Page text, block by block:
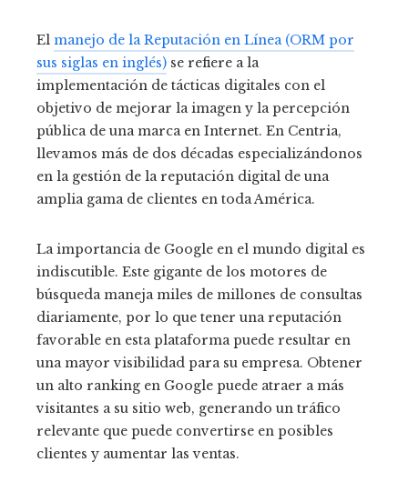
El manejo de la Reputación en Línea (ORM por
sus siglas en inglés) se refiere a la
implementación de tácticas digitales con el
objetivo de mejorar la imagen y la percepción
pública de una marca en Internet. En Centria,
llevamos más de dos décadas especializándonos
en la gestión de la reputación digital de una
amplia gama de clientes en toda América.
La importancia de Google en el mundo digital es
indiscutible. Este gigante de los motores de
búsqueda maneja miles de millones de consultas
diariamente, por lo que tener una reputación
favorable en esta plataforma puede resultar en
una mayor visibilidad para su empresa. Obtener
un alto ranking en Google puede atraer a más
visitantes a su sitio web, generando un tráfico
relevante que puede convertirse en posibles
clientes y aumentar las ventas.